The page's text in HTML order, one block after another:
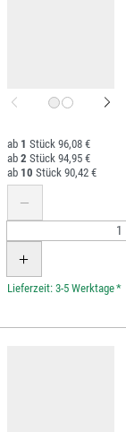
1
96,08 €
2
94,95 €
10
90,42 €
*